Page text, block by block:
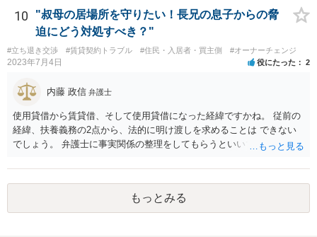
10
"叔母の居場所を守りたい！長兄の息子からの脅
迫にどう対処すべき？"
#立ち退き交渉 #賃貸契約トラブル #住民・入居者・買主側 #オーナーチェンジ
2023年7月4日 役にたった 2
内藤 政信 弁護士
使用貸借から賃貸借、そして使用貸借になった経緯ですかね。 従前の
経緯、扶養義務の2点から、法的に明け渡しを求めることは できない
でしょう。 弁護士に事実関係の整理をしてもらうといいでしょう。
もっとみる